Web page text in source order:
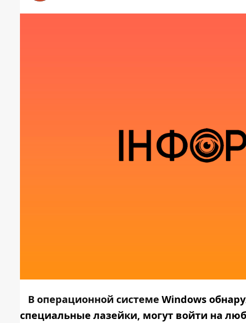
В операционной системе Windows
специальные лазейки, могут войти на